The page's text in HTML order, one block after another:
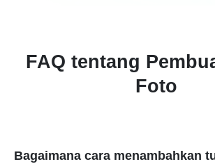
FAQ tentang
Foto
Bagaimana cara menambahkan